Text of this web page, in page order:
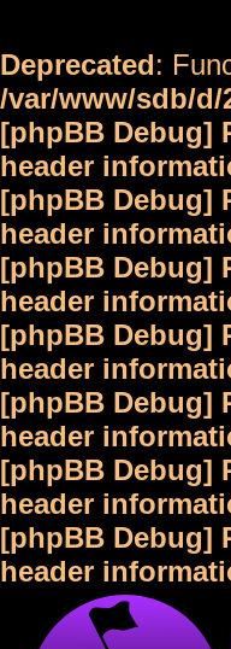
Deprecated:
/var/www/sdb/
[phpBB Debug]
header
[phpBB Debug]
header
[phpBB Debug]
header
[phpBB Debug]
header
[phpBB Debug]
header
[phpBB Debug]
header
[phpBB Debug]
header